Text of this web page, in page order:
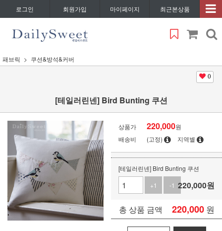
로그인 회원가입 마이페이지 최근본상품
패브릭 쿠션&방석&커버
0
[테일러린넨] Bird Bunting 쿠션
상품가 220,000원
배송비
(고정) 지역별
[테일러린넨] Bird Bunting 쿠션
+1
-1 220,000원
총 상품 금액 220,000 원